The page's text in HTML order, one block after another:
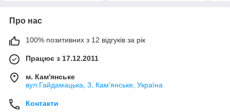
Про нас
100% позитивних з 12 відгуків за рік
Працює з 17.12.2011
м. Кам'янське
вул.Гайдамацька, 3, Кам'янське, Україна
Контакти